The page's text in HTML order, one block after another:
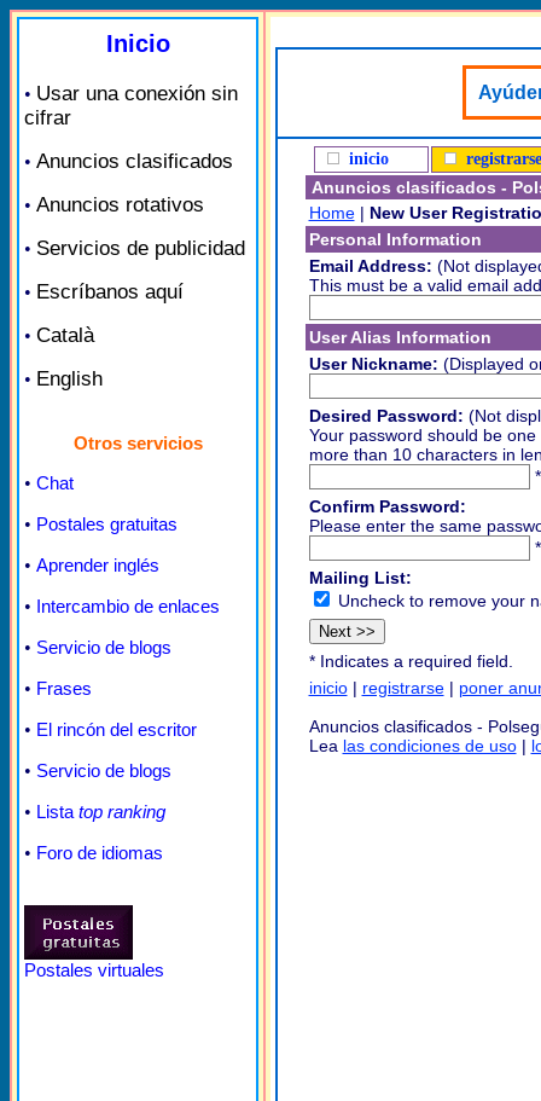
Inicio
• Usar una conexión sin
cifrar
• Anuncios clasificados
• Anuncios rotativos
• Servicios de publicidad
• Escríbanos aquí
• Català
• English
Otros servicios
• Chat
• Postales gratuitas
• Aprender inglés
• Intercambio de enlaces
• Servicio de blogs
• Frases
• El rincón del escritor
• Servicio de blogs
• Lista top ranking
• Foro de idiomas
Postales virtuales
inicio registrarse
Anuncios clasificados -
Home| New User
Personal Information
Email Address: (Not
This must be a valid email
User Alias Information
User Nickname: (Displayed
Desired Password: (Not
Your password should be
more than 10 characters in
*
Confirm Password:
Please enter the same
*
Mailing List:
Uncheck to remove your
* Indicates a required field.
inicio| registrarse| poner
Anuncios clasificados -
Lea las condiciones de uso|